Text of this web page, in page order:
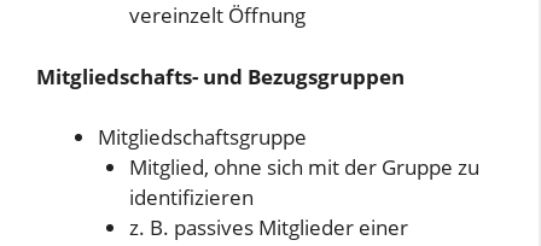
vereinzelt Öffnung
Mitgliedschafts- und Bezugsgruppen
Mitgliedschaftsgruppe
Mitglied, ohne sich mit der Gruppe zu
identifizieren
z. B. passives Mitglieder einer